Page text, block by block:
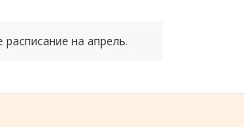
на апрель.